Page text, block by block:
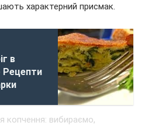
характерний присмак.
в
Рецепти